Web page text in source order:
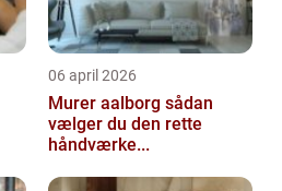
06 april 2026
Murer aalborg sådan
vælger du den rette
håndværke...